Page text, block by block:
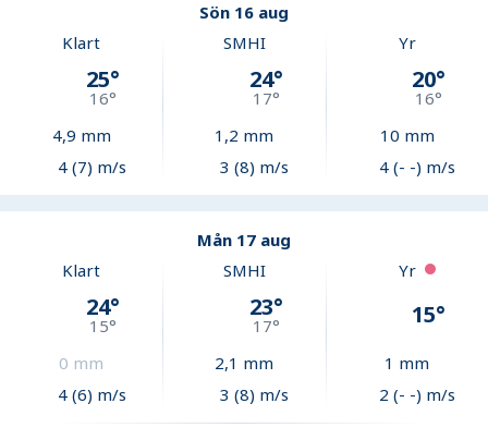
Sön 16 aug
Klart
25°
16°
4,9 mm
4 (7) m/s
SMHI
24°
17°
1,2 mm
3 (8) m/s
Yr
20°
16°
10 mm
4 (- -) m/s
Mån 17 aug
Klart
24°
15°
0 mm
4 (6) m/s
SMHI
23°
17°
2,1 mm
3 (8) m/s
Yr
15°
1 mm
2 (- -) m/s